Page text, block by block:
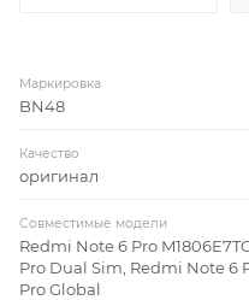
Маркировка
BN48
Качество
оригинал
Совместимые модели
Redmi Note 6 Pro
Pro Dual Sim, Redmi Note 6
Pro Global